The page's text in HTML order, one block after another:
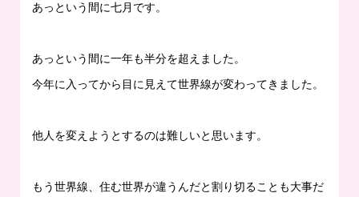
あっという間に七月です。
あっという間に一年も半分を超えました。
今年に入ってから目に見えて世界線が変わってきました。
他人を変えようとするのは難しいと思います。
もう世界線、住む世界が違うんだと割り切ることも大事だ